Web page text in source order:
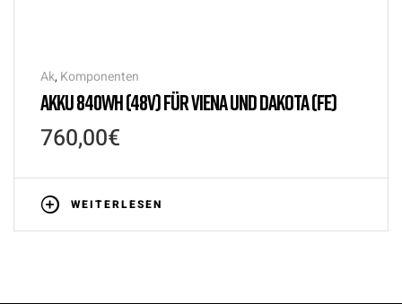
Ak, Komponenten
AKKU 840WH (48V) FÜR VIENA UND DAKOTA (FE)
760,00€
WEITERLESEN